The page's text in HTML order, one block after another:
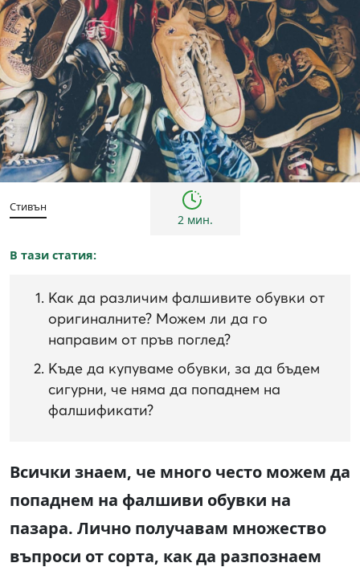
Съвети
Стивън
2 мин.
В тази статия:
Как да различим фалшивите обувки от
оригиналните? Можем ли да го
направим от пръв поглед?
Къде да купуваме обувки, за да бъдем
сигурни, че няма да попаднем на
фалшификати?
Всички знаем, че много често можем да
попаднем на фалшиви обувки на
пазара. Лично получавам множество
въпроси от сорта, как да разпознаем